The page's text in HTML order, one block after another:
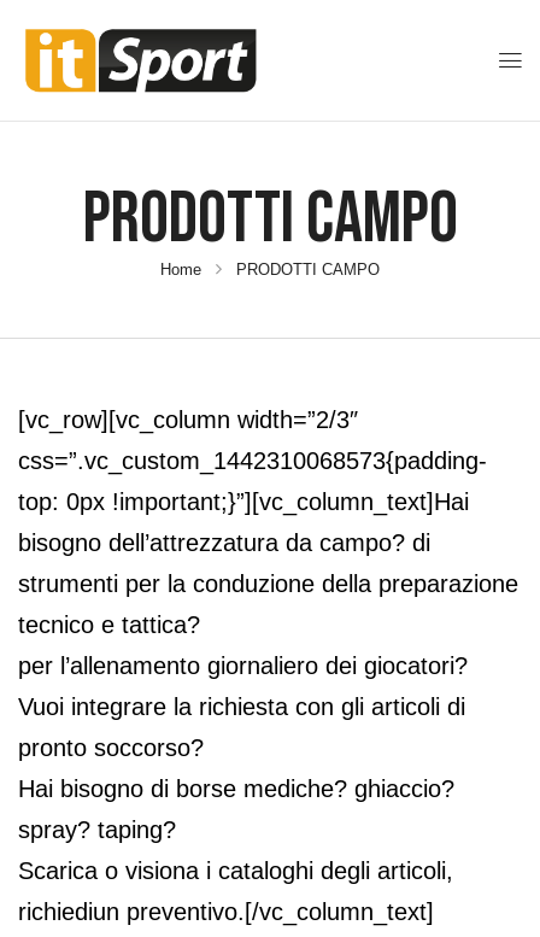
PRODOTTI CAMPO
Home PRODOTTI CAMPO
[vc_row][vc_column width=”2/3″
css=”.vc_custom_1442310068573{padding-
top: 0px !important;}”][vc_column_text]Hai
bisogno dell’attrezzatura da campo? di
strumenti per la conduzione della preparazione
tecnico e tattica?
per l’allenamento giornaliero dei giocatori?
Vuoi integrare la richiesta con gli articoli di
pronto soccorso?
Hai bisogno di borse mediche? ghiaccio?
spray? taping?
Scarica o visiona i cataloghi degli articoli,
richiediun preventivo.[/vc_column_text]